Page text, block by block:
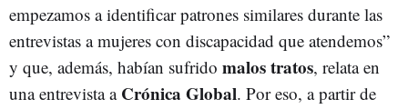
empezamos a identificar patrones similares durante las
entrevistas a mujeres con discapacidad que atendemos”
y que, además, habían sufrido malos tratos, relata en
una entrevista a Crónica Global. Por eso, a partir de